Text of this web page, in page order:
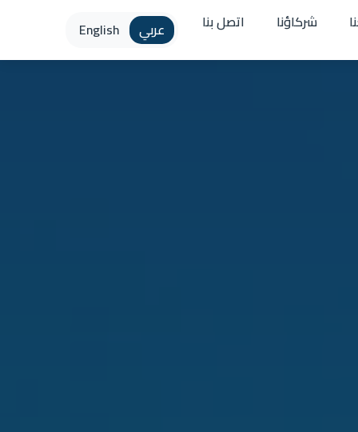
شركاؤنا اتصل بنا عربي English